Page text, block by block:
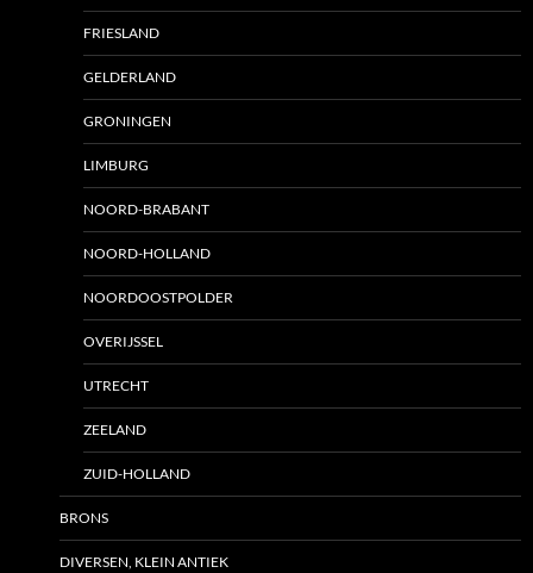
FRIESLAND
GELDERLAND
GRONINGEN
LIMBURG
NOORD-BRABANT
NOORD-HOLLAND
NOORDOOSTPOLDER
OVERIJSSEL
UTRECHT
ZEELAND
ZUID-HOLLAND
BRONS
DIVERSEN, KLEIN ANTIEK